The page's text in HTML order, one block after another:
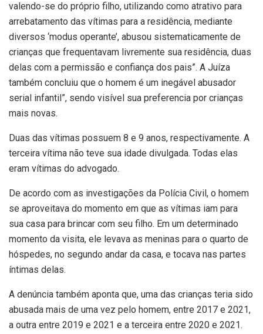
valendo-se do próprio filho, utilizando como atrativo para
arrebatamento das vítimas para a residência, mediante
diversos ‘modus operante’, abusou sistematicamente de
crianças que frequentavam livremente sua residência, duas
delas com a permissão e confiança dos pais”. A Juíza
também concluiu que o homem é um inegável abusador
serial infantil”, sendo visível sua preferencia por crianças
mais novas.
Duas das vítimas possuem 8 e 9 anos, respectivamente. A
terceira vítima não teve sua idade divulgada. Todas elas
eram vítimas do advogado.
De acordo com as investigações da Polícia Civil, o homem
se aproveitava do momento em que as vítimas iam para
sua casa para brincar com seu filho. Em um determinado
momento da visita, ele levava as meninas para o quarto de
hóspedes, no segundo andar da casa, e tocava nas partes
íntimas delas.
A denúncia também aponta que, uma das crianças teria sido
abusada mais de uma vez pelo homem, entre 2017 e 2021,
a outra entre 2019 e 2021 e a terceira entre 2020 e 2021.